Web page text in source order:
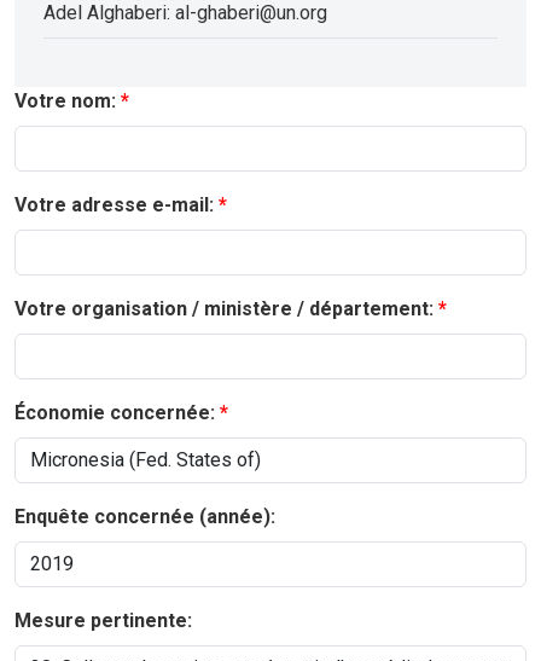
Adel Alghaberi: al-ghaberi@un.org
Votre nom:
Votre adresse e-mail:
Votre organisation / ministère / département:
Économie concernée:
Enquête concernée (année):
Mesure pertinente: